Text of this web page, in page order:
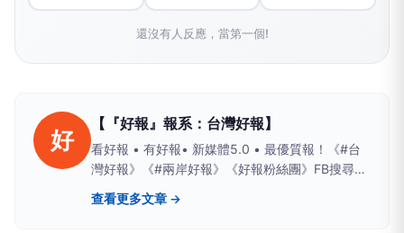
還沒有人反應，當第一個!
好
【『好報』報系：台灣好報】
看好報 • 有好報• 新媒體5.0 • 最優質報！《#台
灣好報》《#兩岸好報》《好報粉絲團》FB搜尋；
Yahoo、PChome、LIFE新聞、yamnews、
owlnews也看得到
查看更多文章 →